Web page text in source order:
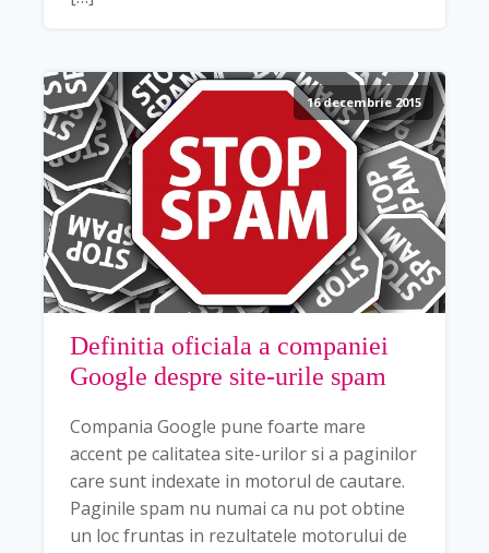
16 decembrie 2015
Definitia oficiala a companiei
Google despre site-urile spam
Compania Google pune foarte mare
accent pe calitatea site-urilor si a paginilor
care sunt indexate in motorul de cautare.
Paginile spam nu numai ca nu pot obtine
un loc fruntas in rezultatele motorului de